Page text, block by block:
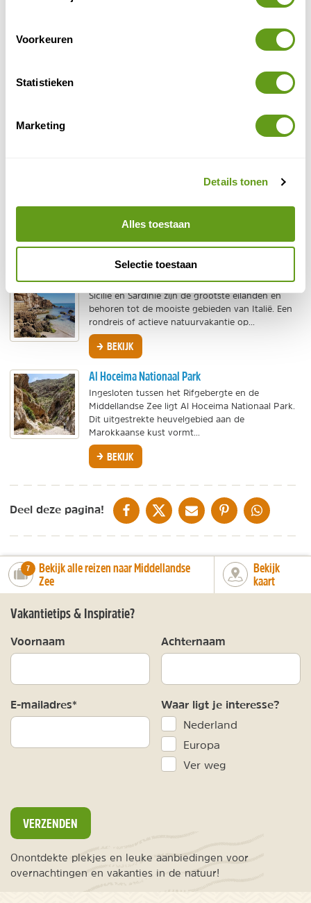
Voorkeuren
Statistieken
Marketing
Details tonen
Alles toestaan
Selectie toestaan
en wonderschone natuur, met mooie stranden,
Elba staat bekend als 'Parel van de Middellandse
Archipel en ideaal voor wandelen, fietsen en...
Sardinië en Sicilië zijn de twee grootste eilanden
BEKIJK
Sicilië
Sicilië en Sardinië zijn de grootste eilanden en
behoren tot de mooiste gebieden van Italië. Een
rondreis of actieve natuurvakantie op...
BEKIJK
Al Hoceima Nationaal Park
Ingesloten tussen het Rifgebergte en de
Middellandse Zee ligt Al Hoceima Nationaal Park.
Dit uitgestrekte heuvelgebied aan de
Marokkaanse kust vormt...
BEKIJK
Deel deze pagina! DELEN OP FACEBOOK
DELEN OP XDELEN VIA DE MAIL
DELEN OP PINTEREST
DELEN OP
number_of_trips:
7
Bekijk alle reizen naar Middellandse
Zee
Bekijk
kaart
Vakantietips & Inspiratie?
Voornaam Achternaam
E-mailadres* Waar ligt je interesse?
Nederland
Europa
Ver weg
VERZENDEN
Onontdekte plekjes en leuke aanbiedingen voor
overnachtingen en vakanties in de natuur!